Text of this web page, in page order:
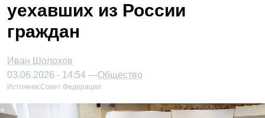
уехавших из России
граждан
Иван Шолохов
03.06.2026 - 14:54 —Общество
Источник:Совет Федерации